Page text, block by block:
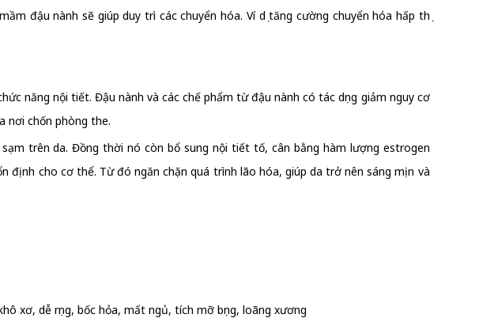
đậu nành sẽ giúp duy trì các chuyển hóa. Ví dụ tăng cường chuyển hóa hấp thụ
năng nội tiết. Đậu nành và các chế phẩm từ đậu nành có tác dụng giảm nguy cơ
nơi chốn phòng the.
trên da. Đồng thời nó còn bổ sung nội tiết tố, cân bằng hàm lượng estrogen
cho cơ thể. Từ đó ngăn chặn quá trình lão hóa, giúp da trở nên sáng mịn và
xơ, dễ rụng, bốc hỏa, mất ngủ, tích mỡ bụng, loãng xương